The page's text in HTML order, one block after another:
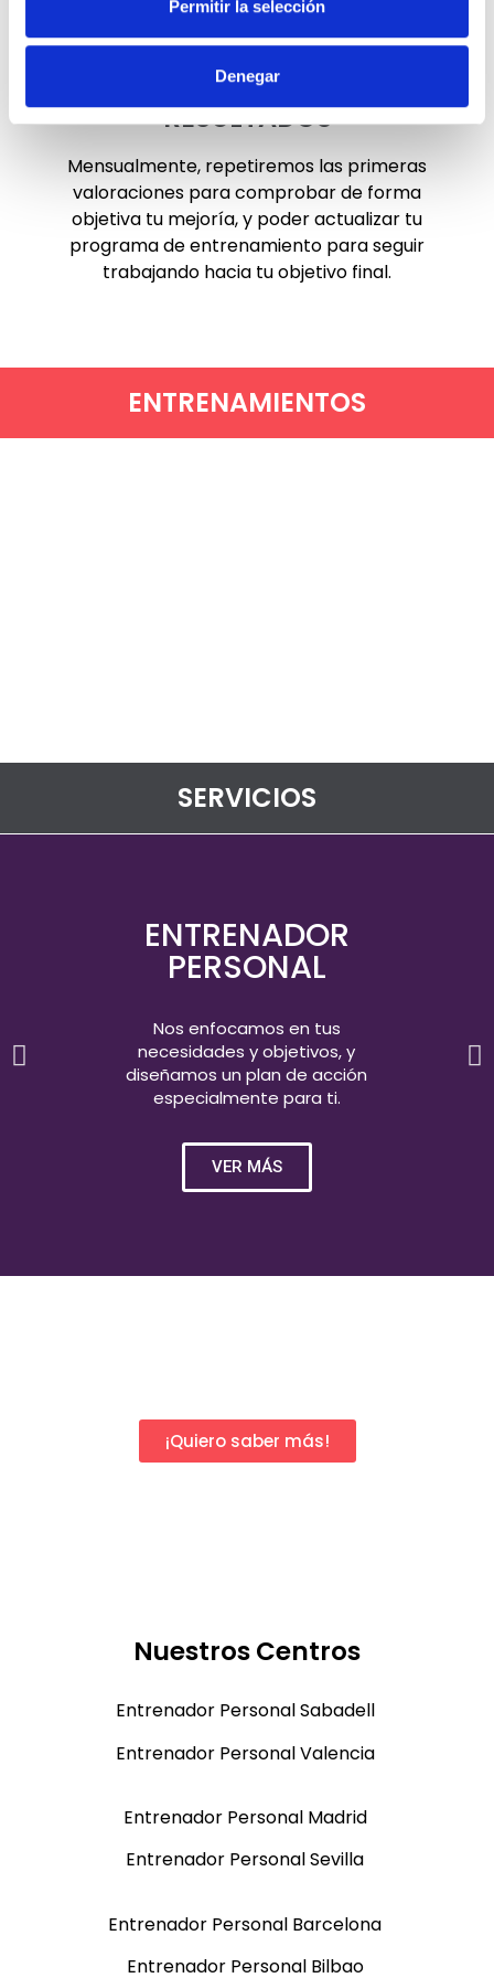
Permitir la selección
Denegar
RESULTADOS
Mensualmente, repetiremos las primeras
valoraciones para comprobar de forma
objetiva tu mejoría, y poder actualizar tu
programa de entrenamiento para seguir
trabajando hacia tu objetivo final.
ENTRENAMIENTOS
SERVICIOS
ENTRENADOR
PERSONAL
Nos enfocamos en tus
necesidades y objetivos, y
diseñamos un plan de acción
especialmente para ti.
VER MÁS
¡Quiero saber más!
Nuestros Centros
Entrenador Personal Sabadell
Entrenador Personal Valencia
Entrenador Personal Madrid
Entrenador Personal Sevilla
Entrenador Personal Barcelona
Entrenador Personal Bilbao